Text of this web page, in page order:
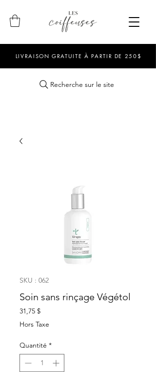
LIVRAISON GRATUITE À PARTIR DE 250$
Recherche sur le site
SKU : 062
Soin sans rinçage Végétol
31,75 $Prix
Hors Taxe
Quantité *